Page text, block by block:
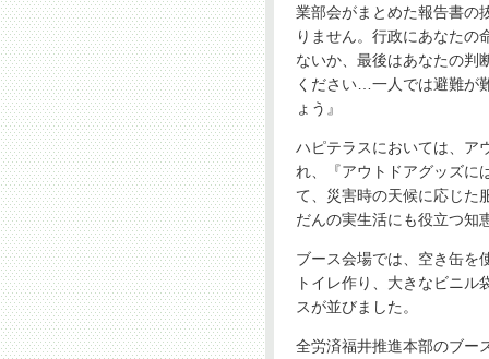
業部会がまとめた報告書の
りません。行政にあなたの
ないか、最後はあなたの判
ください…一人では避難が
ょう』
ハピテラスにおいては、ア
れ、『アウトドアグッズに
て、災害時の天候に応じた
だんの実生活にも役立つ知
ブース会場では、空き缶を
トイレ作り、大きなビニ
スが並びました。
全労済福井推進本部のブー